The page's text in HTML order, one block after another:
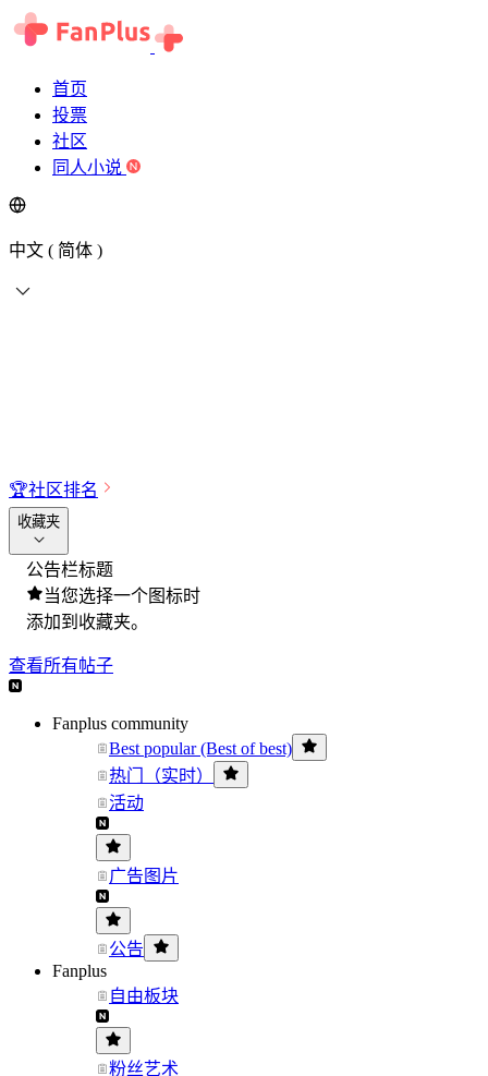
首页
投票
社区
同人小说
中文 ( 简体 )
🏆社区排名
收藏夹
公告栏标题
当您选择一个图标时
添加到收藏夹。
查看所有帖子
Fanplus community
Best popular (Best of best)
热门（实时）
活动
广告图片
公告
Fanplus
自由板块
粉丝艺术